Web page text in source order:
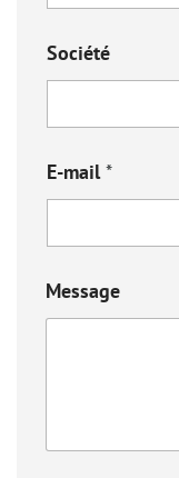
Société
E-mail*
Message